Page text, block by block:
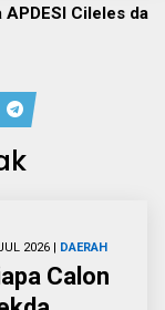
Cileles dan
2026 | DAERAH
Calon